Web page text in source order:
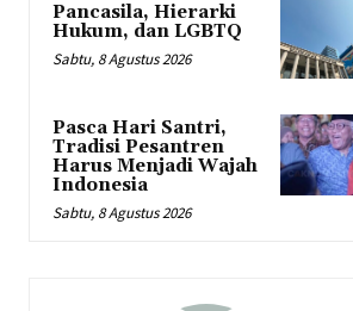
Pancasila, Hierarki
Hukum, dan LGBTQ
Sabtu, 8 Agustus 2026
Pasca Hari Santri,
Tradisi Pesantren
Harus Menjadi Wajah
Indonesia
Sabtu, 8 Agustus 2026